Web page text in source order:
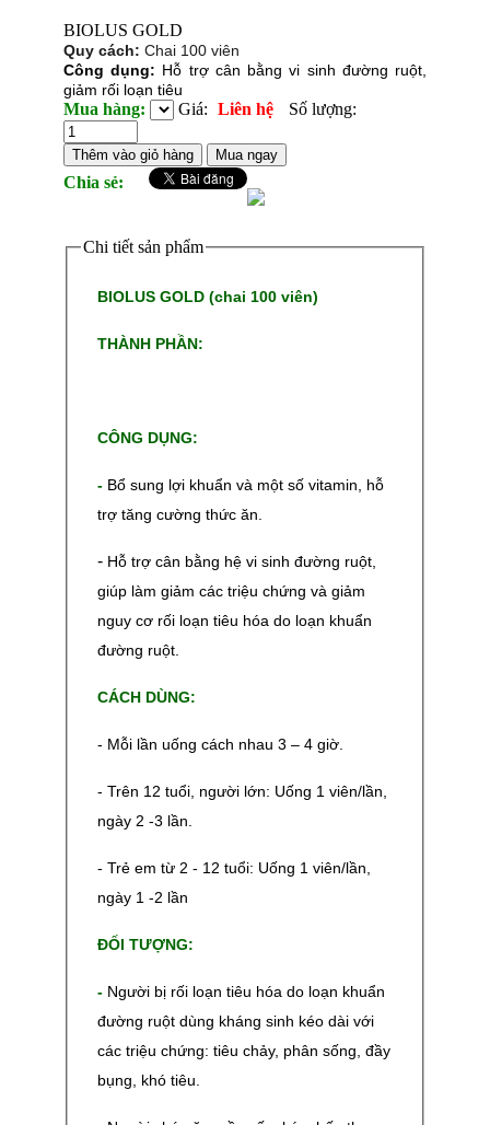
BIOLUS GOLD
Quy cách: Chai 100 viên
Công dụng: Hỗ trợ cân bằng vi sinh đường ruột,
giảm rối loạn tiêu
Mua hàng: Giá: Liên hệ Số lượng:
Thêm vào giỏ hàng Mua ngay
Chia sẻ:
Chi tiết sản phẩm
BIOLUS GOLD (chai 100 viên)
THÀNH PHẦN:
CÔNG DỤNG:
- Bổ sung lợi khuẩn và một số vitamin, hỗ
trợ tăng cường thức ăn.
- Hỗ trợ cân bằng hệ vi sinh đường ruột,
giúp làm giảm các triệu chứng và giảm
nguy cơ rối loạn tiêu hóa do loạn khuẩn
đường ruột.
CÁCH DÙNG:
- Mỗi lần uống cách nhau 3 – 4 giờ.
- Trên 12 tuổi, người lớn: Uống 1 viên/lần,
ngày 2 -3 lần.
- Trẻ em từ 2 - 12 tuổi: Uống 1 viên/lần,
ngày 1 -2 lần
ĐỐI TƯỢNG:
- Người bị rối loạn tiêu hóa do loạn khuẩn
đường ruột dùng kháng sinh kéo dài với
các triệu chứng: tiêu chảy, phân sống, đầy
bụng, khó tiêu.